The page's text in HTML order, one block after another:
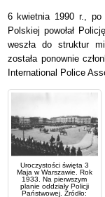
6 kwietnia 1990 r., po
Polskiej powołał
weszła do struktur
została ponownie
International Police
Uroczystości święta 3
Maja w Warszawie. Rok
1933. Na pierwszym
planie oddziały Policji
Państwowej. Żródło: